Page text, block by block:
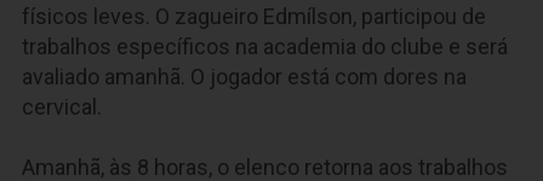
físicos leves. O zagueiro Edmílson, participou de
trabalhos específicos na academia do clube e será
avaliado amanhã. O jogador está com dores na
cervical.
Amanhã, às 8 horas, o elenco retorna aos trabalhos